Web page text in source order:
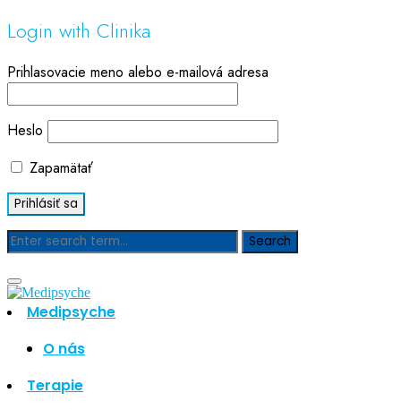
Login with Clinika
Prihlasovacie meno alebo e-mailová adresa
Heslo
Zapamätať
Medipsyche
O nás
Terapie
Blog
Hľadať
Najnovšie články